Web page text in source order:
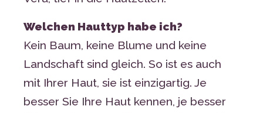
Welchen Hauttyp habe ich?
Kein Baum, keine Blume und keine
Landschaft sind gleich. So ist es auch
mit Ihrer Haut, sie ist einzigartig. Je
besser Sie Ihre Haut kennen, je besser